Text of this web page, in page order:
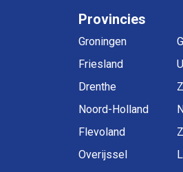
Provincies
Groningen
Friesland
Drenthe
Noord-Holland
Flevoland
Overijssel